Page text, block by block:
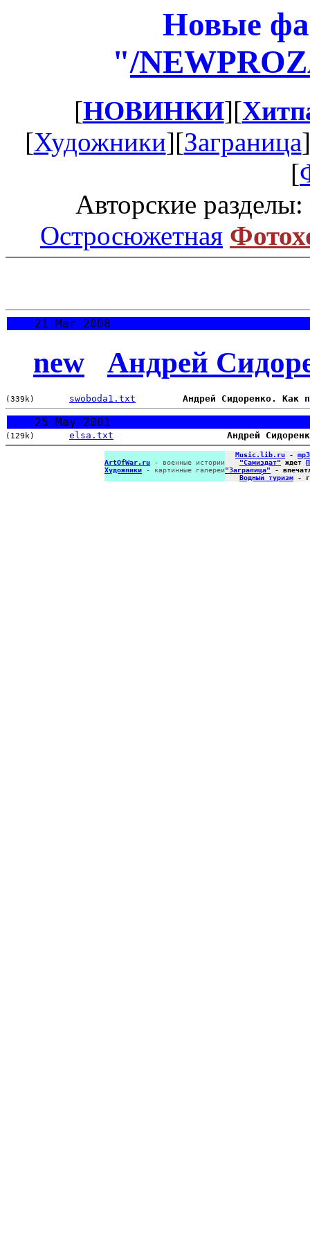
Новые
"/
[НОВИНКИ][
[Художники][Заграница
[
Авторские разделы:
Остросюжетная
21 Mar 2008
new Андрей
(339k) swoboda1.txt Андрей Сидоренко. Как
25 May 2001
(129k) elsa.txt Андрей
ArtOfWar.ru - военные истории
Художники - картинные галереи
Music.lib.ru - mp3
"Самиздат" ждет
"Заграница" -
Водный туризм -